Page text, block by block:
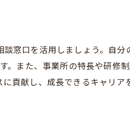
窓口を活用しましょう。自分
。また、事業所の特長や研修
貢献し、成長できるキャリア